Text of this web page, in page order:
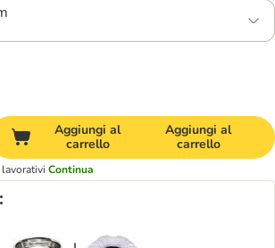
Aggiungi al
carrello
Aggiungi al
carrello
Continua